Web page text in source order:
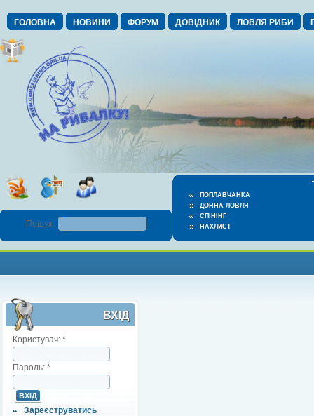
ГОЛОВНА НОВИНИ ФОРУМ ДОВІДНИК ЛОВЛЯ РИБИ
ПОПЛАВЧАНКА
ДОННА ЛОВЛЯ
СПІНІНГ
НАХЛИСТ
Пошук :
ВХІД
Користувач: *
Пароль: *
Зареєструватись